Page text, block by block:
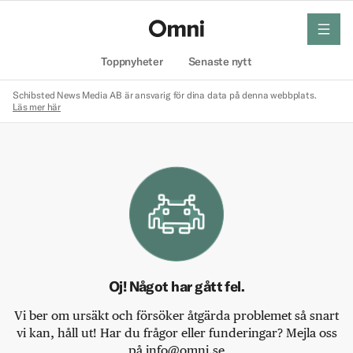
Toppnyheter Senaste nytt
meny
Schibsted News Media AB är ansvarig för dina data på denna webbplats.
Läs mer här
Oj! Något har gått fel.
Vi ber om ursäkt och försöker åtgärda problemet så snart
vi kan, håll ut! Har du frågor eller funderingar? Mejla oss